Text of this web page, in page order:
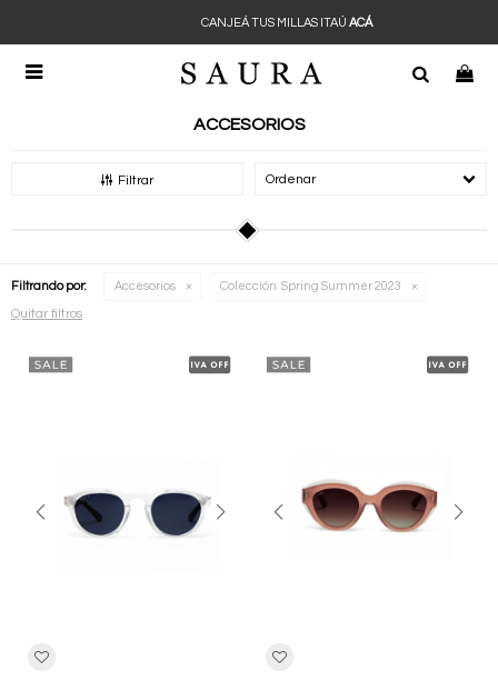

CANJEÁ TUS MILLAS ITAÚACÁ
ACCESORIOS
Filtrar Recomendados
Filtrando por: Accesorios Colección: Spring Summer 2023
Quitar filtros